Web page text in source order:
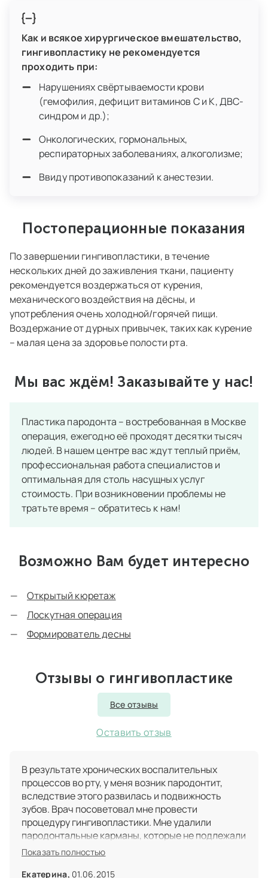
Как и всякое хирургическое вмешательство,
гингивопластику не рекомендуется
проходить при:
Нарушениях свёртываемости крови
(гемофилия, дефицит витаминов C и K, ДВС-
синдром и др.);
Онкологических, гормональных,
респираторных заболеваниях, алкоголизме;
Ввиду противопоказаний к анестезии.
Постоперационные показания
По завершении гингивопластики, в течение
нескольких дней до заживления ткани, пациенту
рекомендуется воздержаться от курения,
механического воздействия на дёсны, и
употребления очень холодной/горячей пищи.
Воздержание от дурных привычек, таких как курение
– малая цена за здоровье полости рта.
Мы вас ждём! Заказывайте у нас!
Пластика пародонта – востребованная в Москве
операция, ежегодно её проходят десятки тысяч
людей. В нашем центре вас ждут теплый приём,
профессиональная работа специалистов и
оптимальная для столь насущных услуг
стоимость. При возникновении проблемы не
тратьте время – обратитесь к нам!
Возможно Вам будет интересно
Открытый кюретаж
Лоскутная операция
Формирователь десны
Отзывы о гингивопластике
Все отзывы
Оставить отзыв
В результате хронических воспалительных
процессов во рту, у меня возник пародонтит,
вследствие этого развилась и подвижность
зубов. Врач посоветовал мне провести
процедуру гингивопластики. Мне удалили
пародонтальные карманы, которые не подлежали
восстановлению. Кстати, гигивопластика – это
ликвидировать пародонтальные карманы и
Показать полностью
Екатерина, 01.06.2015